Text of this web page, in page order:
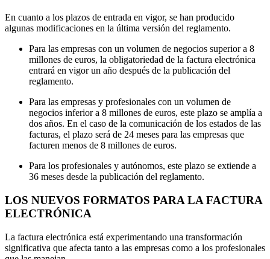
En cuanto a los plazos de entrada en vigor, se han producido
algunas modificaciones en la última versión del reglamento.
Para las empresas con un volumen de negocios superior a 8
millones de euros, la obligatoriedad de la factura electrónica
entrará en vigor un año después de la publicación del
reglamento.
Para las empresas y profesionales con un volumen de
negocios inferior a 8 millones de euros, este plazo se amplía a
dos años. En el caso de la comunicación de los estados de las
facturas, el plazo será de 24 meses para las empresas que
facturen menos de 8 millones de euros.
Para los profesionales y autónomos, este plazo se extiende a
36 meses desde la publicación del reglamento.
LOS NUEVOS FORMATOS PARA LA FACTURA
ELECTRÓNICA
La factura electrónica está experimentando una transformación
significativa que afecta tanto a las empresas como a los profesionales